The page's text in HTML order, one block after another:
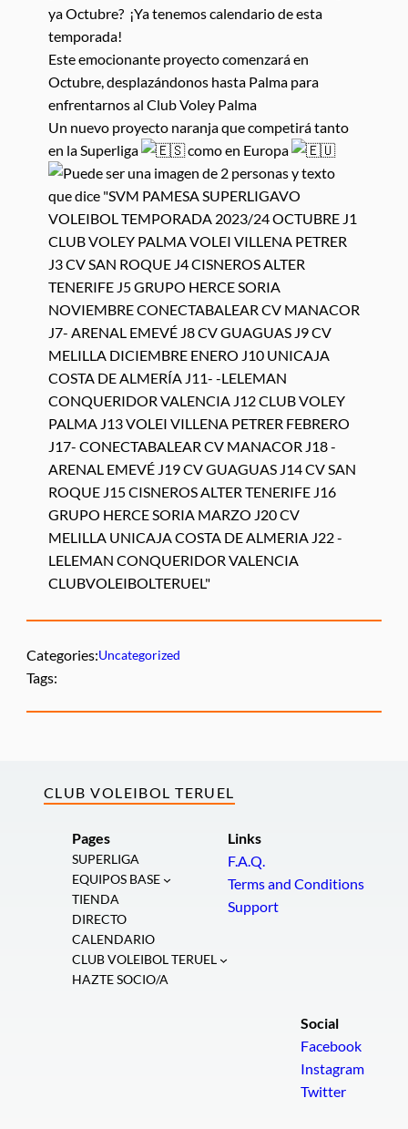
ya Octubre? ¡Ya tenemos calendario de esta
temporada!
Este emocionante proyecto comenzará en
Octubre, desplazándonos hasta Palma para
enfrentarnos al Club Voley Palma
Un nuevo proyecto naranja que competirá tanto
en la Superliga
como en Europa
Categories:Uncategorized
Tags:
CLUB VOLEIBOL TERUEL
Pages
SUPERLIGA
EQUIPOS BASE
TIENDA
DIRECTO
CALENDARIO
CLUB VOLEIBOL TERUEL
HAZTE SOCIO/A
Links
F.A.Q.
Terms and Conditions
Support
Social
Facebook
Instagram
Twitter